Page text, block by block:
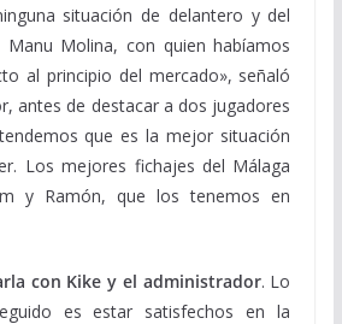
situación de delantero y del
Manu Molina, con quien habíamos
al principio del mercado», señaló
antes de destacar a dos jugadores
que es la mejor situación
Los mejores fichajes del Málaga
y Ramón, que los tenemos en
con Kike y el administrador. Lo
es estar satisfechos en la